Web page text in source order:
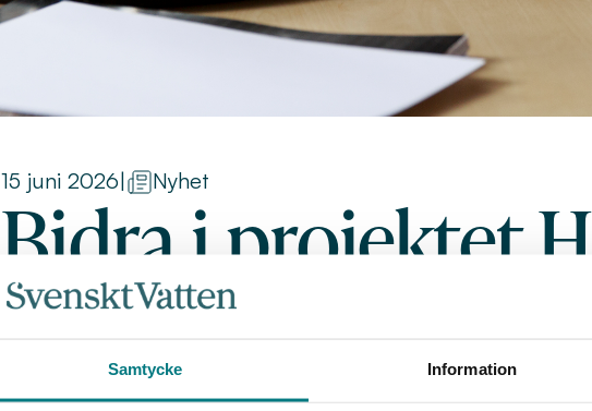
Samtycke Information
15 juni 2026| Nyhet
Bidra i projektet
upphandling för VA-